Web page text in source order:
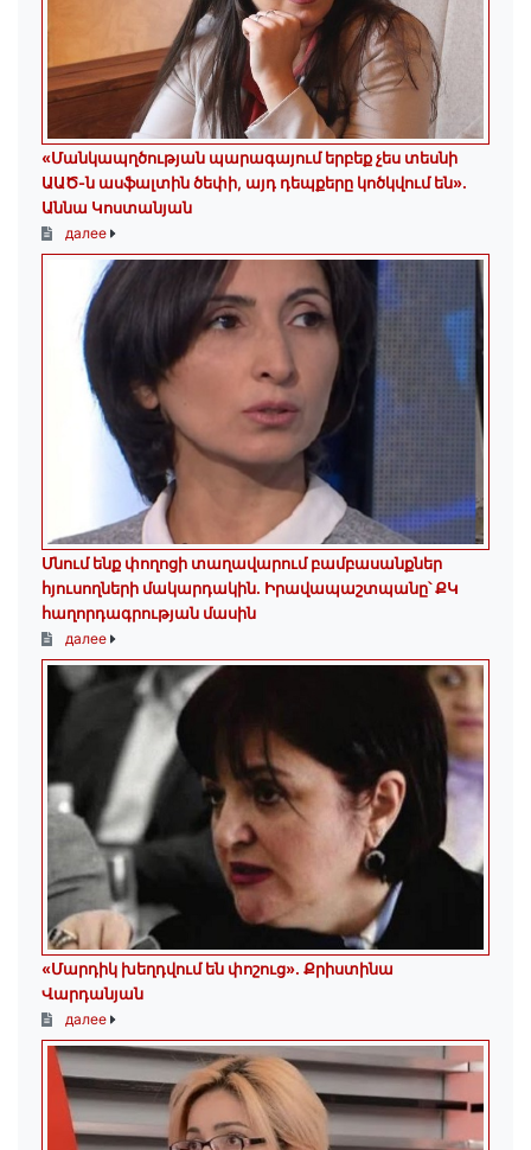
«Մանկապղծության պարագայում երբեք չես տեսնի
ԱԱԾ-ն ասֆալտին ծեփի, այդ դեպքերը կոծկվում են»․
Աննա Կոստանյան
далее
Մնում ենք փողոցի տաղավարում բամբասանքներ
հյուսողների մակարդակին․ Իրավապաշտպանը՝ ՔԿ
հաղորդագրության մասին
далее
«Մարդիկ խեղդվում են փոշուց»․ Քրիստինա
Վարդանյան
далее